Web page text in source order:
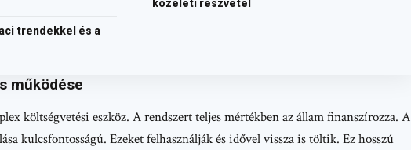
trendekkel és a
közéleti részvétel
működése
költségvetési eszköz. A rendszert teljes mértékben az állam finanszírozza. A
kulcsfontosságú. Ezeket felhasználják és idővel vissza is töltik. Ez hosszú